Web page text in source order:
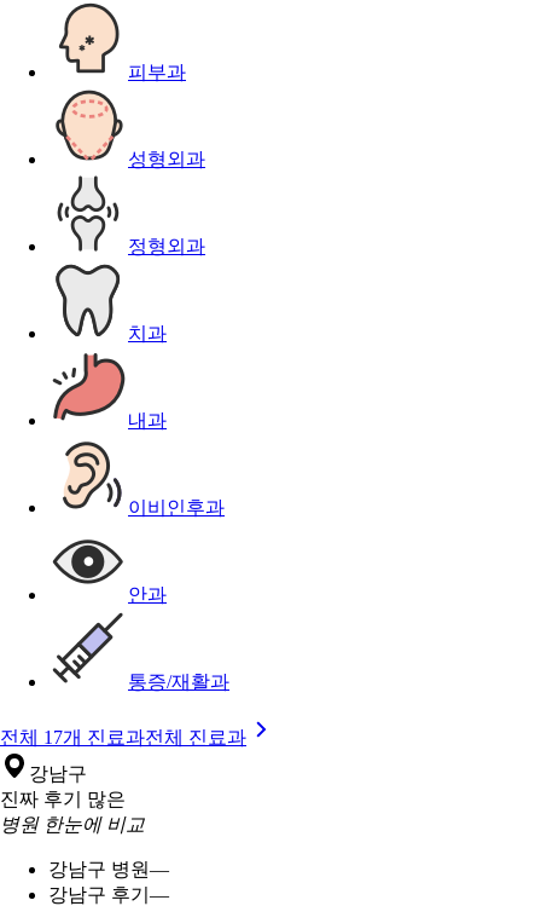
피부과
성형외과
정형외과
치과
내과
이비인후과
안과
통증/재활과
전체 17개 진료과전체 진료과
강남구
진짜 후기 많은
병원 한눈에 비교
강남구 병원—
강남구 후기 —